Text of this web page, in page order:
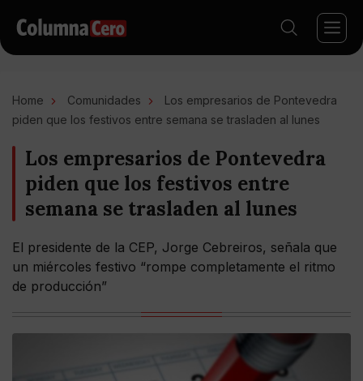
Home Comunidades
Los empresarios de Pontevedra
piden que los festivos entre semana se trasladen al lunes
Los empresarios de Pontevedra
piden que los festivos entre
semana se trasladen al lunes
El presidente de la CEP, Jorge Cebreiros, señala que
un miércoles festivo “rompe completamente el ritmo
de producción”